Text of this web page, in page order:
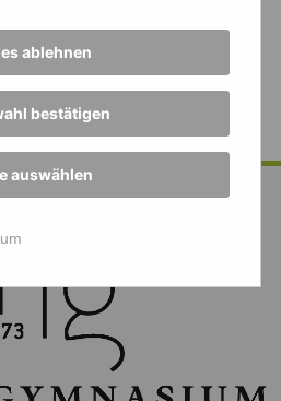
Ionnis Doyen, Jonas
Matteo Doyen, Lasse
ablehnen
bestätigen
auswählen